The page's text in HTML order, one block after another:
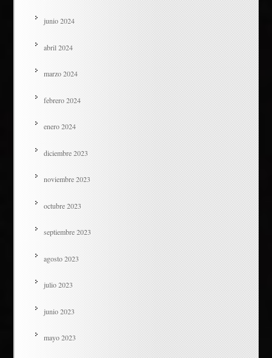
junio 2024
abril 2024
marzo 2024
febrero 2024
enero 2024
diciembre 2023
noviembre 2023
octubre 2023
septiembre 2023
agosto 2023
julio 2023
junio 2023
mayo 2023